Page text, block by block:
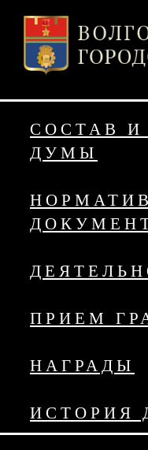
СОСТАВ И
ДУМЫ
ПРИЕМ
НАГРАДЫ
ИСТОРИЯ